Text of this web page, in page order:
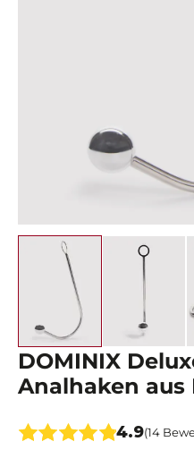
DOMINIX
Analhaken aus
4.9(14